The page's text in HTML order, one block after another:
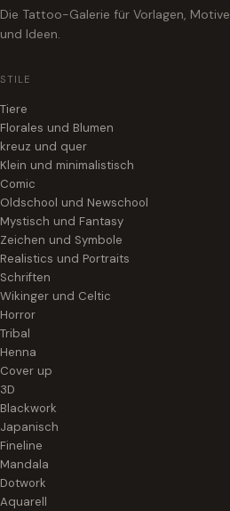
Die Tattoo-Galerie für Vorlagen, Motive
und Ideen.
STILE
Tiere
Florales und Blumen
kreuz und quer
Klein und minimalistisch
Comic
Oldschool und Newschool
Mystisch und Fantasy
Zeichen und Symbole
Realistics und Portraits
Schriften
Wikinger und Celtic
Horror
Tribal
Henna
Cover up
3D
Blackwork
Japanisch
Fineline
Mandala
Dotwork
Aquarell